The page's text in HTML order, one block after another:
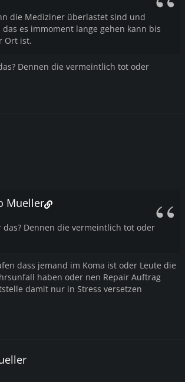
die Mediziner überlastet sind und
es immoment lange gehen kann bis
Ort ist.
Dennen die vermeintlich tot oder
Mueller
Dennen die vermeintlich tot oder
dass jemand im Koma ist oder Leute die
haben oder nen Repair Auftrag
damit nur in Stress versetzen